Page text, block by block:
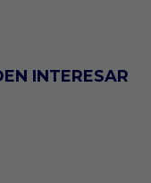
INTERESAR